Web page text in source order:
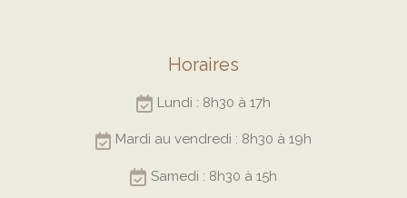
Horaires
Lundi : 8h30 à 17h
Mardi au vendredi : 8h30 à 19h
Samedi : 8h30 à 15h